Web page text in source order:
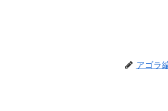
アゴラ